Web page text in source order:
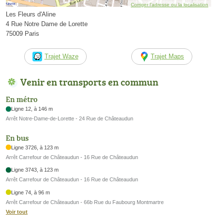
Corriger l’adresse ou la localisation
Les Fleurs d'Aline
4 Rue Notre Dame de Lorette
75009 Paris
Trajet Waze Trajet Maps
Venir en transports en commun
En métro
Ligne 12, à 146 m
Arrêt Notre-Dame-de-Lorette - 24 Rue de Châteaudun
En bus
Ligne 3726, à 123 m
Arrêt Carrefour de Châteaudun - 16 Rue de Châteaudun
Ligne 3743, à 123 m
Arrêt Carrefour de Châteaudun - 16 Rue de Châteaudun
Ligne 74, à 96 m
Arrêt Carrefour de Châteaudun - 66b Rue du Faubourg Montmartre
Voir tout